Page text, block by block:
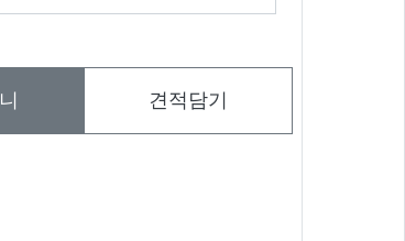
견적담기